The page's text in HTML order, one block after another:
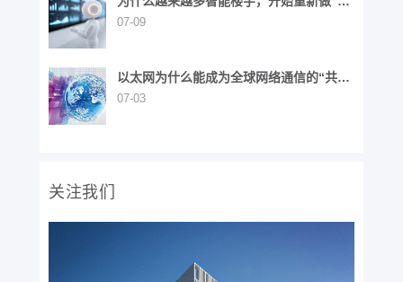
线”这件事？
07-09
以太网为什么能成为全球网络通信的“共同
语言”？
07-03
关注我们